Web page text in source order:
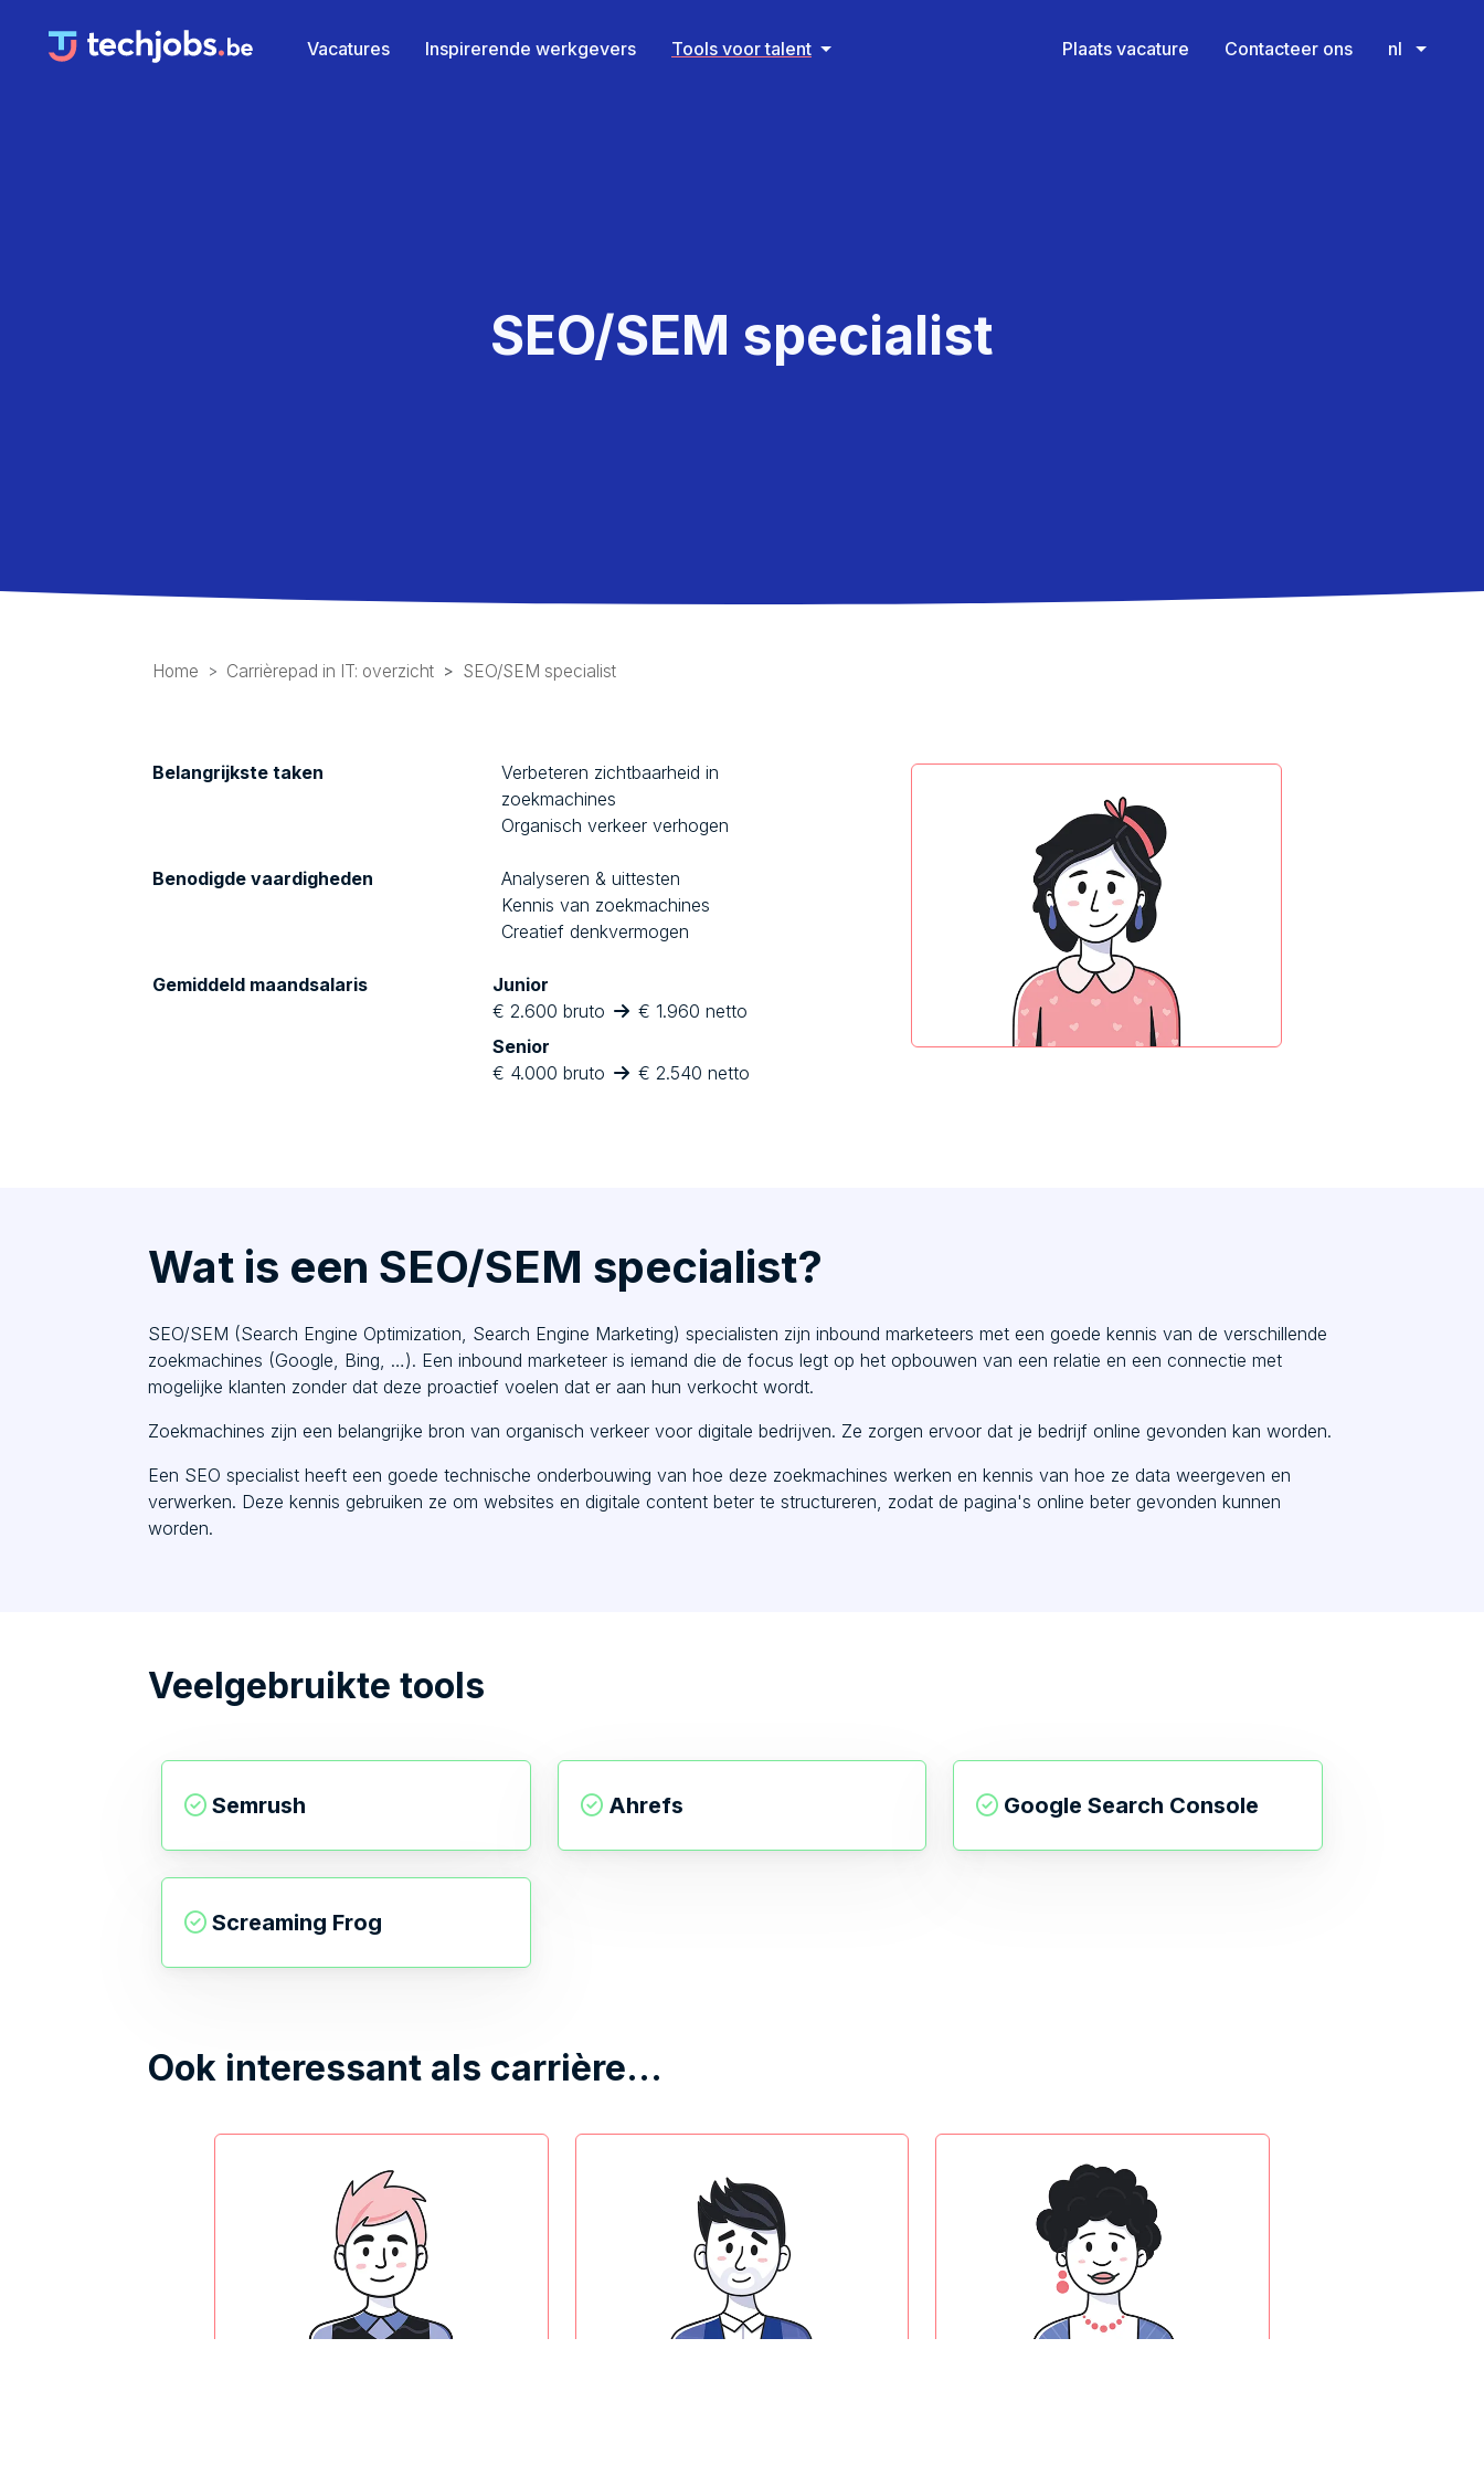
Vacatures Inspirerende werkgevers Tools voor talent Plaats vacature Contacteer ons nl
SEO/SEM specialist
Home Carrièrepad in IT: overzicht SEO/SEM specialist
Belangrijkste taken
Verbeteren zichtbaarheid in
zoekmachines
Organisch verkeer verhogen
Benodigde vaardigheden
Analyseren & uittesten
Kennis van zoekmachines
Creatief denkvermogen
Gemiddeld maandsalaris
Junior
€ 2.600 bruto
€ 1.960 netto
Senior
€ 4.000 bruto
€ 2.540 netto
Wat is een SEO/SEM specialist?
SEO/SEM (Search Engine Optimization, Search Engine Marketing) specialisten zijn inbound marketeers met een goede kennis van de verschillende
zoekmachines (Google, Bing, …). Een inbound marketeer is iemand die de focus legt op het opbouwen van een relatie en een connectie met
mogelijke klanten zonder dat deze proactief voelen dat er aan hun verkocht wordt.
Zoekmachines zijn een belangrijke bron van organisch verkeer voor digitale bedrijven. Ze zorgen ervoor dat je bedrijf online gevonden kan worden.
Een SEO specialist heeft een goede technische onderbouwing van hoe deze zoekmachines werken en kennis van hoe ze data weergeven en
verwerken. Deze kennis gebruiken ze om websites en digitale content beter te structureren, zodat de pagina's online beter gevonden kunnen
worden.
Veelgebruikte tools
Semrush Ahrefs Google Search Console
Screaming Frog
Ook interessant als carrière…